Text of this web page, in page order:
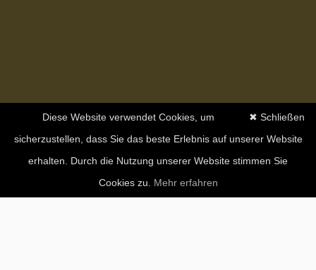
✖ Schließen
Diese Website verwendet Cookies, um
sicherzustellen, dass Sie das beste Erlebnis auf unserer Website
erhalten. Durch die Nutzung unserer Website stimmen Sie
Cookies zu. Mehr erfahren